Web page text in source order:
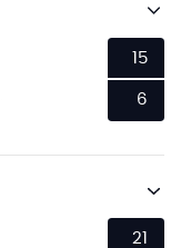
15
6
21